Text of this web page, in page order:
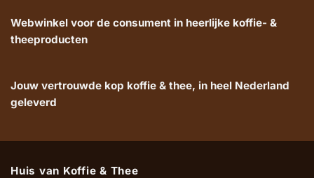
Webwinkel voor de consument in heerlijke koffie- &
theeproducten
Jouw vertrouwde kop koffie & thee, in heel Nederland
geleverd
Huis van Koffie & Thee